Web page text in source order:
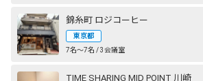
錦糸町 ロジコーヒー
東京都
7名〜7名 / 3会議室
TIME SHARING MID POINT 川崎